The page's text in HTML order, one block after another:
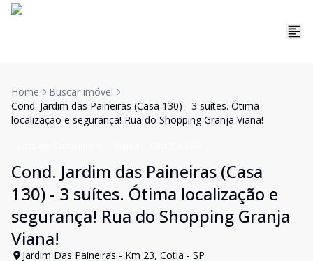
Home
Buscar imóvel
Cond. Jardim das Paineiras (Casa 130) - 3 suítes. Ótima
localização e segurança! Rua do Shopping Granja Viana!
Cond. Jardim das Paineiras (Casa
130) - 3 suítes. Ótima localização e
segurança! Rua do Shopping Granja
Viana!
Jardim Das Paineiras - Km 23, Cotia - SP